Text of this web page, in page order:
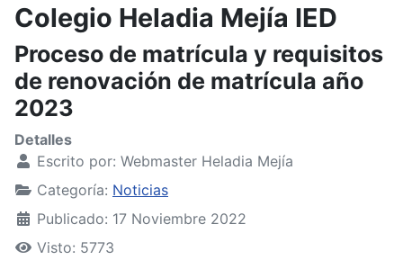
Colegio Heladia Mejía IED
Proceso de matrícula y requisitos
de renovación de matrícula año
2023
Detalles
Escrito por: Webmaster Heladia Mejía
Categoría: Noticias
Publicado: 17 Noviembre 2022
Visto: 5773